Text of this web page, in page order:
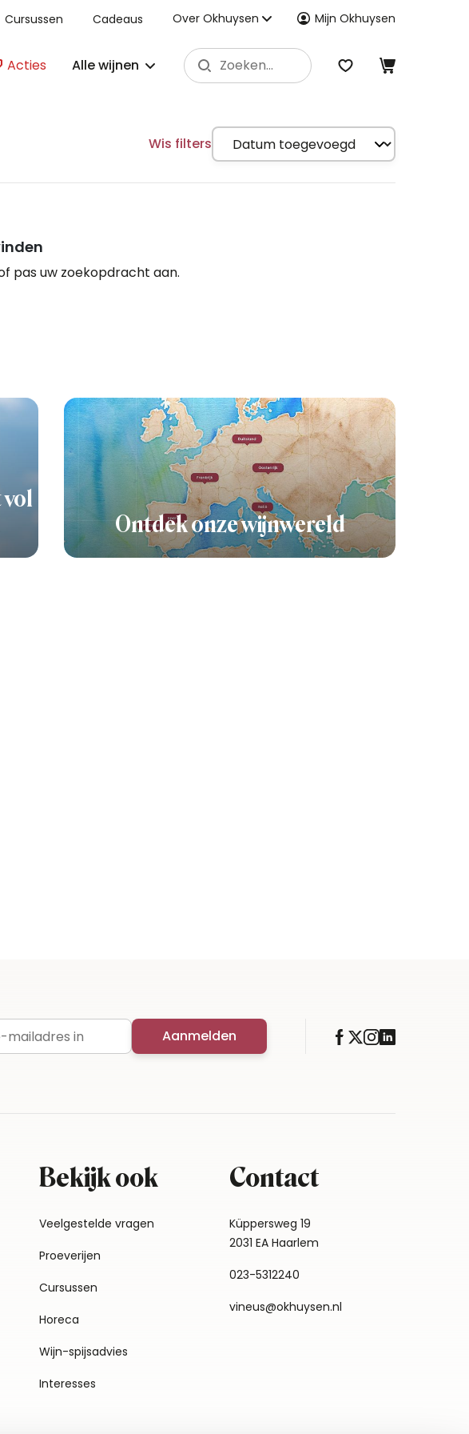
Cursussen Cadeaus Over Okhuysen Mijn Okhuysen
Acties Alle wijnen
Wis filters
pas uw zoekopdracht aan.
Ontdek onze wijnwereld
Aanmelden
Bekijk ook
Veelgestelde vragen
Proeverijen
Cursussen
Horeca
Wijn-spijsadvies
Interesses
Contact
Küppersweg 19
2031 EA Haarlem
023-5312240
vineus@okhuysen.nl